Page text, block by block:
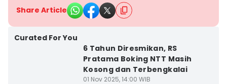
Share Article
Curated For You
6 Tahun Diresmikan, RS
Pratama Boking NTT Masih
Kosong dan Terbengkalai
01 Nov 2025, 14:00 WIB